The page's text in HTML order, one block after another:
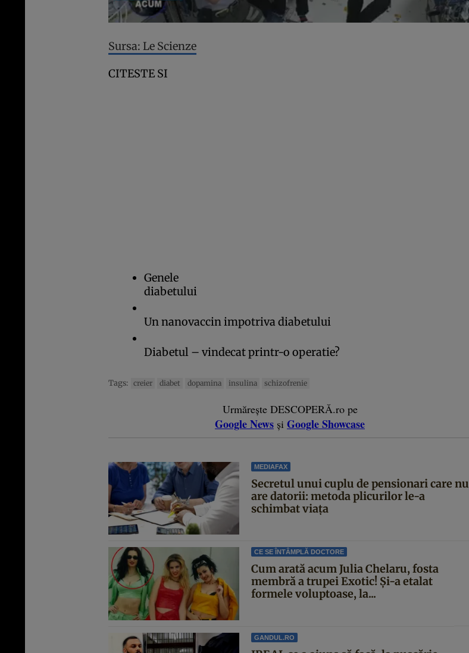
Sursa: Le Scienze
CITESTE SI
Genele
diabetului
Un nanovaccin impotriva diabetului
Diabetul – vindecat printr-o operatie?
Tags: creier diabet dopamina insulina schizofrenie
Urmărește DESCOPERĂ.ro pe
Google News și Google Showcase
MEDIAFAX
Secretul unui cuplu de pensionari care nu
are datorii: metoda plicurilor le-a
schimbat viața
CE SE ÎNTÂMPLĂ DOCTORE
Cum arată acum Julia Chelaru, fosta
membră a trupei Exotic! Și-a etalat
formele voluptoase, la...
GANDUL.RO